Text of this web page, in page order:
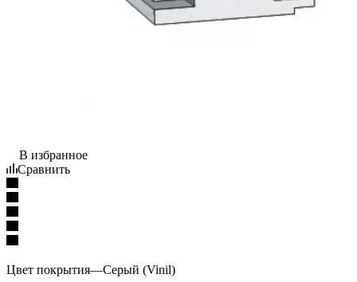
В избранное
Сравнить
Цвет покрытия—Серый (Vinil)